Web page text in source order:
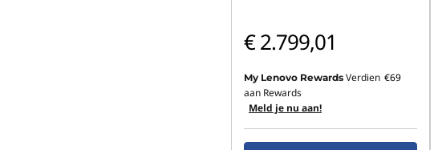
€ 2.799,01
My Lenovo Rewards Verdien €69
aan Rewards
Meld je nu aan!